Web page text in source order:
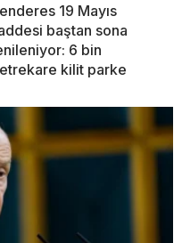
19 Mayıs
baştan sona
6 bin
kilit parke